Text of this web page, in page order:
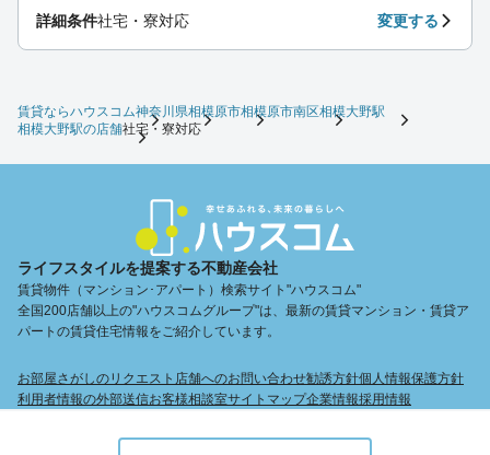
詳細条件社宅・寮対応 変更する
賃貸ならハウスコム神奈川県相模原市相模原市南区相模大野駅
相模大野駅の店舗社宅・寮対応
ライフスタイルを提案する不動産会社
賃貸物件（マンション･アパート）検索サイト"ハウスコム"
全国200店舗以上の"ハウスコムグループ"は、最新の賃貸マンション・賃貸ア
パートの賃貸住宅情報をご紹介しています。
お部屋さがしのリクエスト 店舗へのお問い合わせ勧誘方針個人情報保護方針
利用者情報の外部送信お客様相談室サイトマップ企業情報採用情報